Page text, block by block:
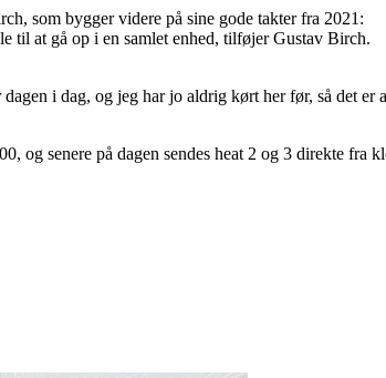
som bygger videre på sine gode takter fra 2021:
til at gå op i en samlet enhed, tilføjer Gustav Birch.
i dag, og jeg har jo aldrig kørt her før, så det
senere på dagen sendes heat 2 og 3 direkte fra